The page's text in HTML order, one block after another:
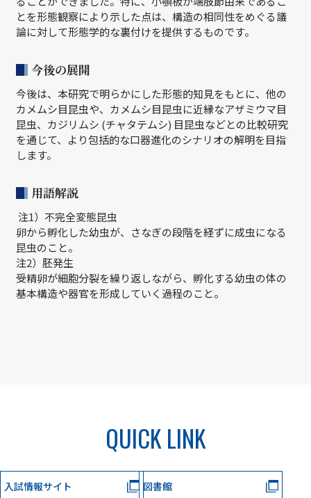
とを形態観察により示した点は、構造の相同性をめぐる議
論に対して形態学的な裏付けを提供するものです。
今後の展開
今後は、本研究で明らかにした形態的知見をもとに、他の
カメムシ目昆虫や、カメムシ目昆虫に近縁なアザミウマ目
昆虫、カジリムシ (チャタテムシ) 目昆虫などとの比較研究
を通じて、より包括的な口器進化のシナリオの解明を目指
します。
用語解説
注1）不完全変態昆虫
卵から孵化した幼虫が、さなぎの段階を経ずに成虫になる
昆虫のこと。
注2）胚発生
受精卵が細胞分裂を繰り返しながら、孵化する幼虫の体の
基本構造や器官を形成していく過程のこと。
QUICK LINK
入試情報サイト 図書館